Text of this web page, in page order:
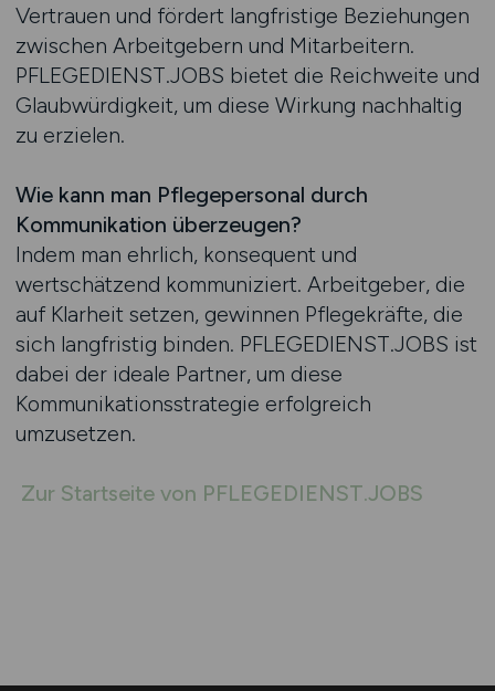
Vertrauen und fördert langfristige Beziehungen
zwischen Arbeitgebern und Mitarbeitern.
PFLEGEDIENST.JOBS bietet die Reichweite und
Glaubwürdigkeit, um diese Wirkung nachhaltig
zu erzielen.
Wie kann man Pflegepersonal durch
Kommunikation überzeugen?
Indem man ehrlich, konsequent und
wertschätzend kommuniziert. Arbeitgeber, die
auf Klarheit setzen, gewinnen Pflegekräfte, die
sich langfristig binden. PFLEGEDIENST.JOBS ist
dabei der ideale Partner, um diese
Kommunikationsstrategie erfolgreich
umzusetzen.
Zur Startseite von PFLEGEDIENST.JOBS